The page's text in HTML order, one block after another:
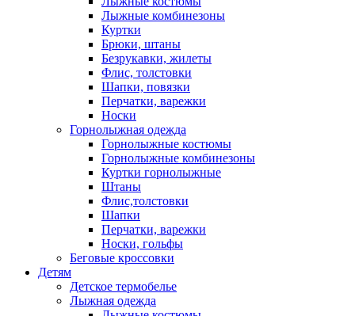
Лыжные комбинезоны
Куртки
Брюки, штаны
Безрукавки, жилеты
Флис, толстовки
Шапки, повязки
Перчатки, варежки
Носки
Горнолыжная одежда
Горнолыжные костюмы
Горнолыжные комбинезоны
Куртки горнолыжные
Штаны
Флис,толстовки
Шапки
Перчатки, варежки
Носки, гольфы
Беговые кроссовки
Детям
Детское термобелье
Лыжная одежда